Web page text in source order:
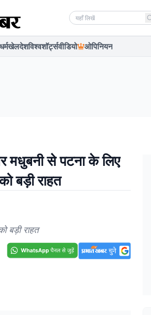
Search news
धर्मखेलदेशविश्वशॉर्ट्सवीडियो ओपिनियन
और मधुबनी से पटना के लिए
बड़ी राहत
बड़ी राहत